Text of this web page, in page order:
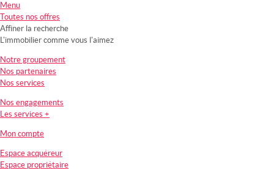
Menu
Toutes nos offres
Affiner la recherche
L'immobilier comme vous l'aimez
Notre groupement
Nos partenaires
Nos services
Nos engagements
Les services +
Mon compte
Espace acquéreur
Espace propriétaire